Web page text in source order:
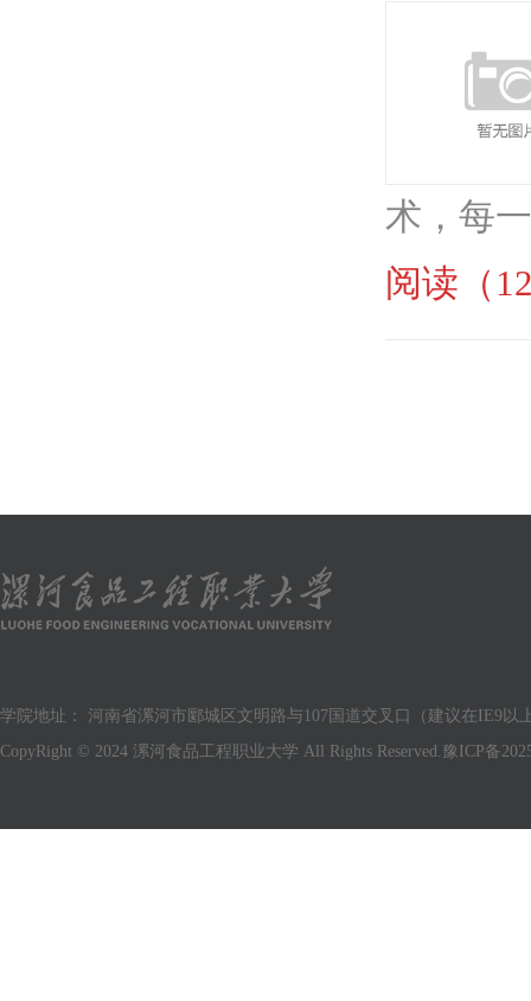
术，每
阅读（
学院地址： 河南省漯河市郾城区文明路与107国道交叉口（建议在IE9以
CopyRight © 2024 漯河食品工程职业大学 All Rights Reserved. 豫ICP备